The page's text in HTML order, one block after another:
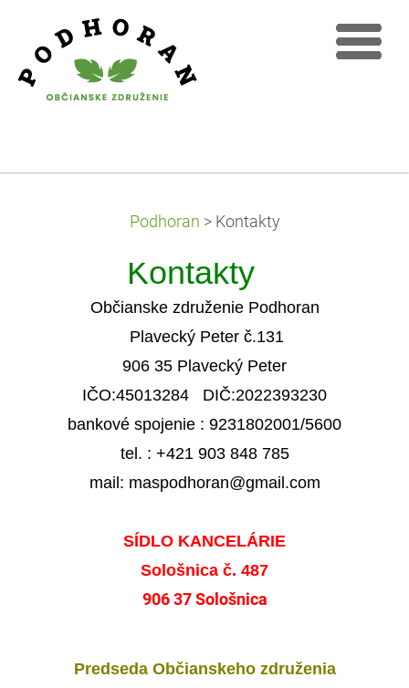
Podhoran > Kontakty
Kontakty
Občianske združenie Podhoran
Plavecký Peter č.131
906 35 Plavecký Peter
IČO:45013284 DIČ:2022393230
bankové spojenie : 9231802001/5600
tel. : +421 903 848 785
mail: maspodhoran@gmail.com
SÍDLO KANCELÁRIE
Sološnica č. 487
906 37 Sološnica
Predseda Občianskeho združenia